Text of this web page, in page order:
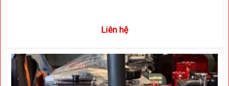
Liên hệ